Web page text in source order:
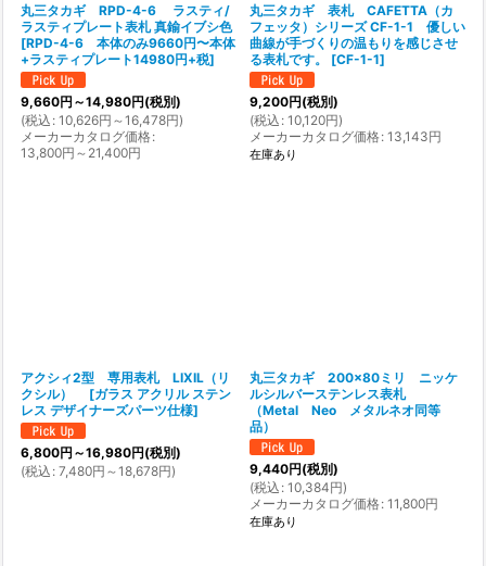
丸三タカギ RPD-4-6 ラスティ/
ラスティプレート表札 真鍮イブシ色
[RPD-4-6 本体のみ9660円〜本体
+ラスティプレート14980円+税]
9,660円 ～14,980円(税別)
(税込 : 10,626円 ～16,478円)
メーカーカタログ価格:
13,800円 ～21,400円
丸三タカギ 表札 CAFETTA（カ
フェッタ）シリーズ CF-1-1 優しい
曲線が手づくりの温もりを感じさせ
る表札です。
[CF-1-1]
9,200円(税別)
(税込 : 10,120円)
メーカーカタログ価格: 13,143円
在庫あり
アクシィ2型 専用表札 LIXIL（リ
クシル）
[ガラス アクリル ステン
レス デザイナーズパーツ仕様]
6,800円 ～16,980円(税別)
(税込 : 7,480円 ～18,678円)
丸三タカギ 200×80ミリ ニッケ
ルシルバーステンレス表札
（Metal Neo メタルネオ同等
品）
9,440円(税別)
(税込 : 10,384円)
メーカーカタログ価格: 11,800円
在庫あり